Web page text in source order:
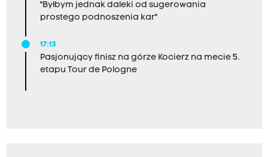
"Byłbym jednak daleki od sugerowania
prostego podnoszenia kar"
17:13
Pasjonujący finisz na górze Kocierz na mecie 5.
etapu Tour de Pologne